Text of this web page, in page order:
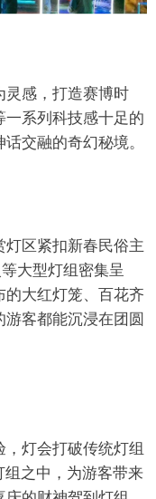
灵感，打造赛博时
一系列科技感十足的
交融的奇幻秘境。
区紧扣新春民俗主
大型灯组密集呈
大红灯笼、百花齐
客都能沉浸在团圆
灯会打破传统灯组
之中，为游客带来